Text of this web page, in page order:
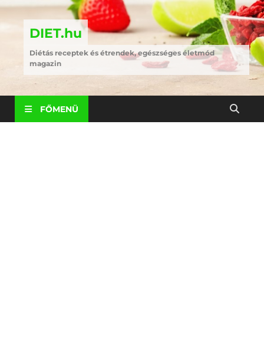
DIET.hu
Diétás receptek és étrendek, egészséges életmód
magazin
FŐMENÜ